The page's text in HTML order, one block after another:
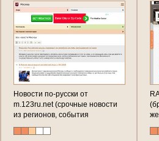
Новости по-русски от
m.123ru.net (срочные новости
из регионов, события
последнего часа, эксклюзивные
репортажи от первого лица - в